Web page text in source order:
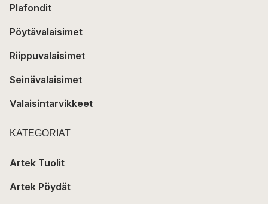
Plafondit
Pöytävalaisimet
Riippuvalaisimet
Seinävalaisimet
Valaisintarvikkeet
KATEGORIAT
Artek Tuolit
Artek Pöydät